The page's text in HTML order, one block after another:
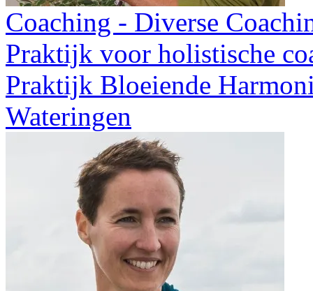
Coaching - Diverse
Praktijk voor holistische
Praktijk Bloeiende
Wateringen